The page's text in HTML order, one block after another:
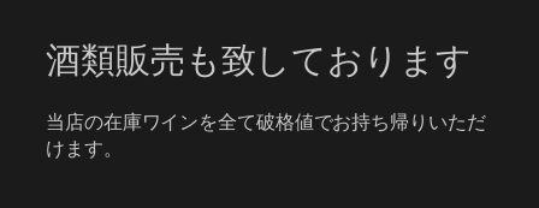
酒類販売も致しております
当店の在庫ワインを全て破格値でお持ち帰りいただ
けます。